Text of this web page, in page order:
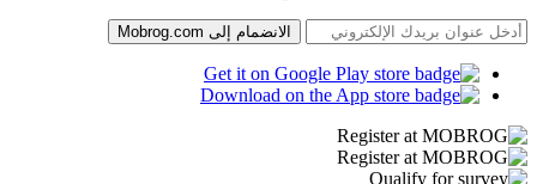
الانضمام إلى Mobrog.com